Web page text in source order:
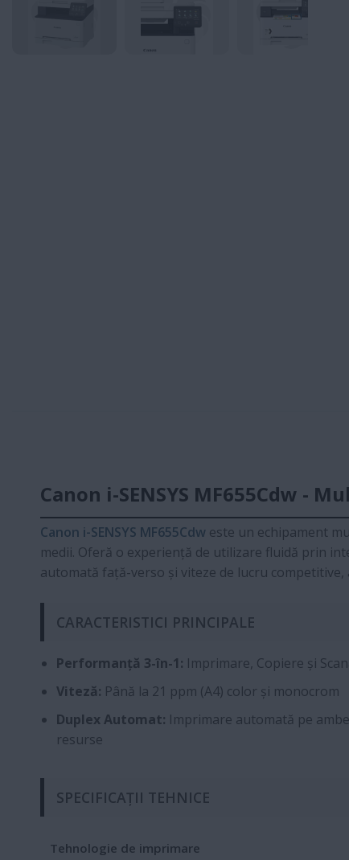
Canon i-SENSYS MF655Cdw -
Canon i-SENSYS MF655Cdw este un echipament
medii. Oferă o experiență de utilizare fluidă prin
automată față-verso și viteze de lucru
CARACTERISTICI PRINCIPALE
Performanță 3-în-1: Imprimare, Copiere și
Viteză: Până la 21 ppm (A4) color și monocrom
Duplex Automat: Imprimare automată pe
resurse
SPECIFICAȚII TEHNICE
Tehnologie de imprimare